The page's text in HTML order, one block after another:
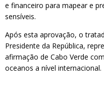
e financeiro para mapear e
sensíveis.
Após esta aprovação, o
Presidente da República,
afirmação de Cabo Verde
oceanos a nível internacional.